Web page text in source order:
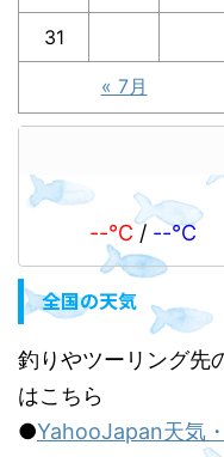
31
« 7月
--℃ / --℃
全国の天気
釣りやツーリング先
はこちら
●YahooJapan天気